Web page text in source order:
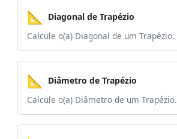
📐
Diagonal de Trapézio
Calcule o(a) Diagonal de um Trapézio.
📐
Diâmetro de Trapézio
Calcule o(a) Diâmetro de um Trapézio.